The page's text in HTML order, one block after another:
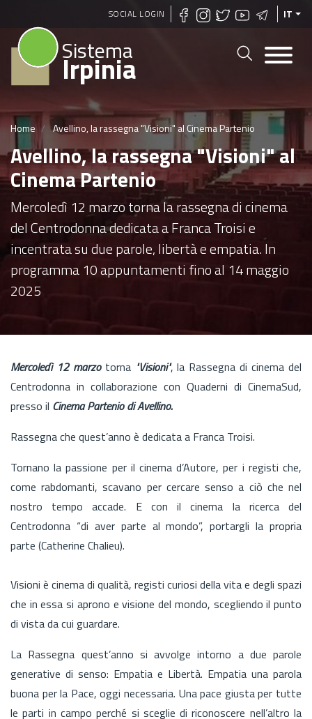
Salta
al
SOCIAL LOGIN IT
Sistema
Irpinia
Home Avellino, la rassegna "Visioni" al Cinema Partenio
Avellino, la rassegna "Visioni" al
Cinema Partenio
Mercoledì 12 marzo torna la rassegna di cinema
del Centrodonna dedicata a Franca Troisi e
incentrata su due parole, libertà e empatia. In
programma 10 appuntamenti fino al 14 maggio
2025
Mercoledì 12 marzotorna"Visioni", la Rassegna di cinema del
Centrodonna in collaborazione con Quaderni di CinemaSud,
presso il Cinema Partenio di Avellino.
Rassegna che quest’anno è dedicata a Franca Troisi.
Tornano la passione per il cinema d’Autore, per i registi che,
come rabdomanti, scavano per cercare senso a ciò che nel
nostro tempo accade. E con il cinema la ricerca del
Centrodonna “di aver parte al mondo”, portargli la propria
parte (Catherine Chalieu).
Visioni è cinema di qualità, registi curiosi della vita e degli spazi
che in essa si aprono e visione del mondo, scegliendo il punto
di vista da cui guardare.
La Rassegna quest’anno si avvolge intorno a due parole
generative di senso: Empatia e Libertà. Empatia una parola
buona per la Pace, oggi necessaria. Una pace giusta per tutte
le parti in campo perché si sceglie di riconoscere nell’altro la